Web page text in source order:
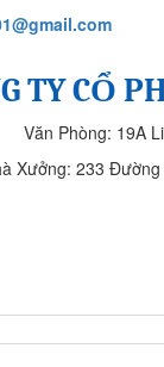
TY CỔ
Văn Phòng: 19A
Xưởng: 233